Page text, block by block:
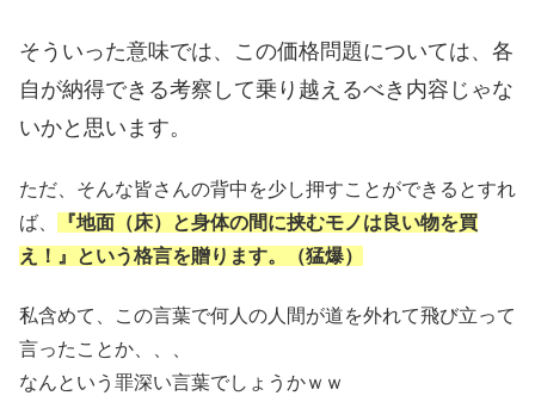
そういった意味では、この価格問題については、各
自が納得できる考察して乗り越えるべき内容じゃな
いかと思います。
ただ、そんな皆さんの背中を少し押すことができるとすれ
ば、
『地面（床）と身体の間に挟むモノは良い物を買
え！』という格言を贈ります。（猛爆）
私含めて、この言葉で何人の人間が道を外れて飛び立って
言ったことか、、、
なんという罪深い言葉でしょうかｗｗ